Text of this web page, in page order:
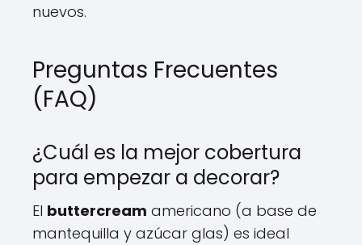
nuevos.
Preguntas Frecuentes
(FAQ)
¿Cuál es la mejor cobertura
para empezar a decorar?
El buttercream americano (a base de
mantequilla y azúcar glas) es ideal